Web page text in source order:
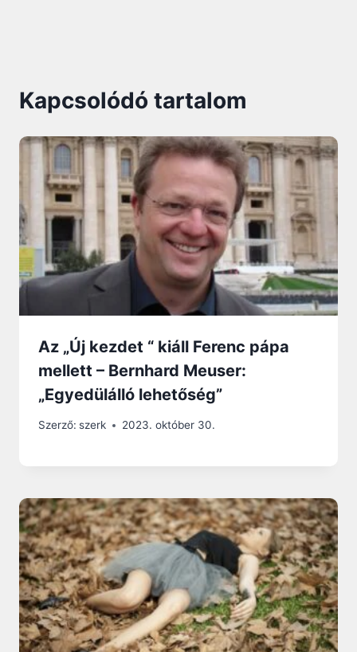
Kapcsolódó tartalom
Az „Új kezdet “ kiáll Ferenc pápa
mellett – Bernhard Meuser:
„Egyedülálló lehetőség”
Szerző: szerk 2023. október 30.